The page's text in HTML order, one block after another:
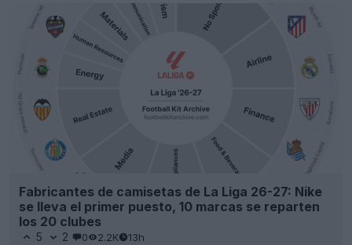
Fabricantes de camisetas de La Liga 26-27: Nike
se lleva el primer puesto, 10 marcas se reparten
los 20 clubes
5 2 0 2.2K 13h